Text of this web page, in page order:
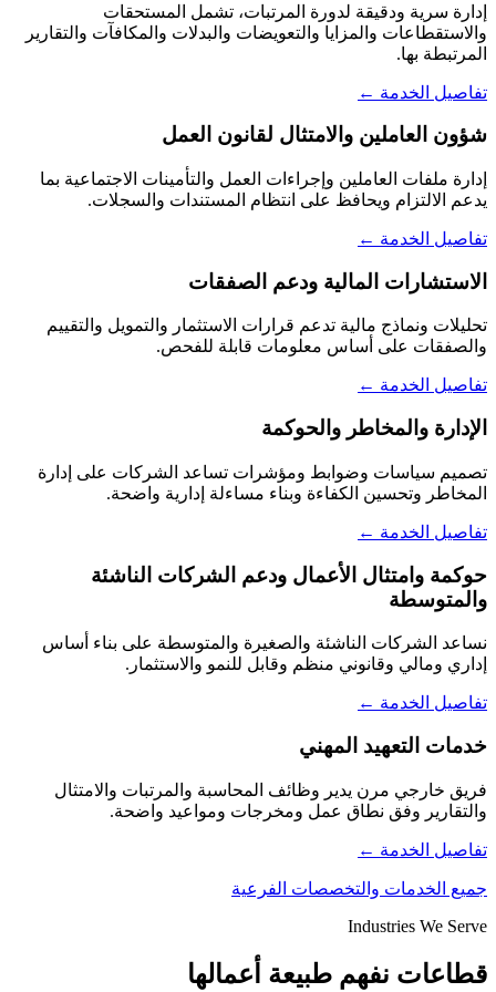
إدارة سرية ودقيقة لدورة المرتبات، تشمل المستحقات
والاستقطاعات والمزايا والتعويضات والبدلات والمكافآت والتقارير
المرتبطة بها.
تفاصيل الخدمة ←
شؤون العاملين والامتثال لقانون العمل
إدارة ملفات العاملين وإجراءات العمل والتأمينات الاجتماعية بما
يدعم الالتزام ويحافظ على انتظام المستندات والسجلات.
تفاصيل الخدمة ←
الاستشارات المالية ودعم الصفقات
تحليلات ونماذج مالية تدعم قرارات الاستثمار والتمويل والتقييم
والصفقات على أساس معلومات قابلة للفحص.
تفاصيل الخدمة ←
الإدارة والمخاطر والحوكمة
تصميم سياسات وضوابط ومؤشرات تساعد الشركات على إدارة
المخاطر وتحسين الكفاءة وبناء مساءلة إدارية واضحة.
تفاصيل الخدمة ←
حوكمة وامتثال الأعمال ودعم الشركات الناشئة
والمتوسطة
نساعد الشركات الناشئة والصغيرة والمتوسطة على بناء أساس
إداري ومالي وقانوني منظم وقابل للنمو والاستثمار.
تفاصيل الخدمة ←
خدمات التعهيد المهني
فريق خارجي مرن يدير وظائف المحاسبة والمرتبات والامتثال
والتقارير وفق نطاق عمل ومخرجات ومواعيد واضحة.
تفاصيل الخدمة ←
جميع الخدمات والتخصصات الفرعية
Industries We Serve
قطاعات نفهم طبيعة أعمالها